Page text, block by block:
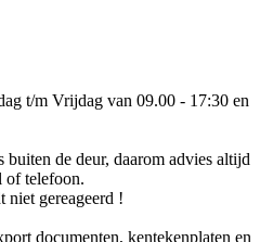
t/m Vrijdag van 09.00 - 17:30 en
de deur, daarom advies altijd
of telefoon.
niet gereageerd !
documenten, kentekenplaten en